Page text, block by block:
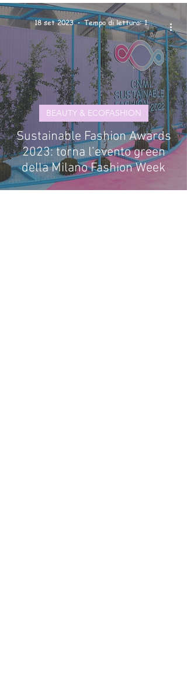
Sustainable Fashion Awards
2023: torna l’evento green
della Milano Fashion Week
BEAUTY & ECOFASHION
18 set 2023 Tempo di lettura: 1 min